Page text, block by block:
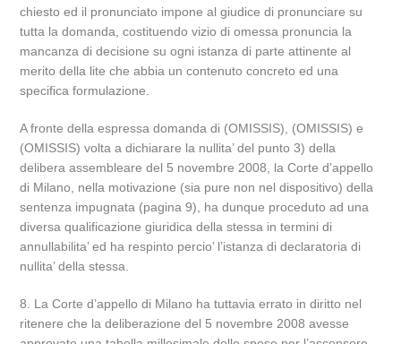
chiesto ed il pronunciato impone al giudice di pronunciare su
tutta la domanda, costituendo vizio di omessa pronuncia la
mancanza di decisione su ogni istanza di parte attinente al
merito della lite che abbia un contenuto concreto ed una
specifica formulazione.
A fronte della espressa domanda di (OMISSIS), (OMISSIS) e
(OMISSIS) volta a dichiarare la nullita’ del punto 3) della
delibera assembleare del 5 novembre 2008, la Corte d’appello
di Milano, nella motivazione (sia pure non nel dispositivo) della
sentenza impugnata (pagina 9), ha dunque proceduto ad una
diversa qualificazione giuridica della stessa in termini di
annullabilita’ ed ha respinto percio’ l’istanza di declaratoria di
nullita’ della stessa.
8. La Corte d’appello di Milano ha tuttavia errato in diritto nel
ritenere che la deliberazione del 5 novembre 2008 avesse